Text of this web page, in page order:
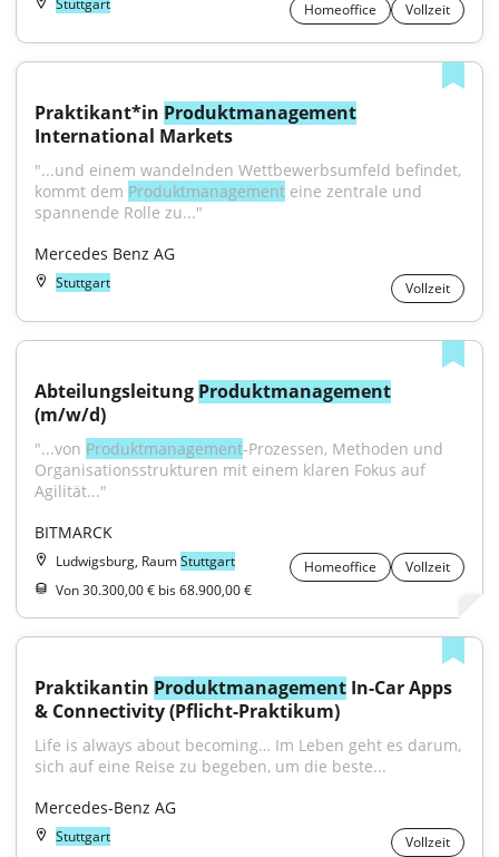
Stuttgart Homeoffice Vollzeit
Praktikant*in Produktmanagement
International Markets
"...und einem wandelnden Wettbewerbsumfeld befindet,
kommt dem Produktmanagement eine zentrale und
spannende Rolle zu..."
Mercedes Benz AG
Stuttgart Vollzeit
Abteilungsleitung Produktmanagement
(m/w/d)
"...von Produktmanagement-Prozessen, Methoden und
Organisationsstrukturen mit einem klaren Fokus auf
Agilität..."
BITMARCK
Ludwigsburg, RaumStuttgart Homeoffice
Vollzeit
Von 30.300,00 € bis 68.900,00 €
Praktikantin Produktmanagement In-Car Apps
& Connectivity (Pflicht-Praktikum)
Life is always about becoming… Im Leben geht es darum,
sich auf eine Reise zu begeben, um die beste...
Mercedes-Benz AG
Stuttgart Vollzeit